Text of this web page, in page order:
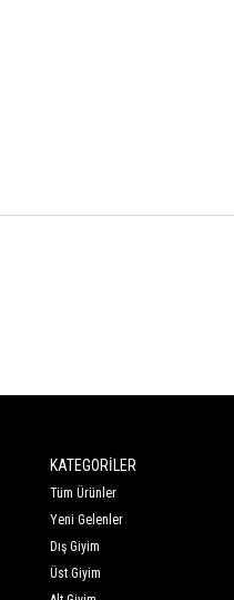
KATEGORİLER
Tüm Ürünler
Yeni Gelenler
Dış Giyim
Üst Giyim